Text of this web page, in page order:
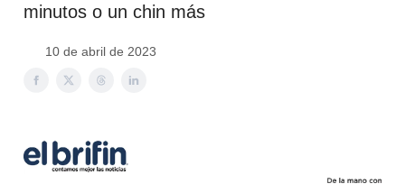
minutos o un chin más
10 de abril de 2023